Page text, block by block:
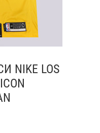
NIKE LOS